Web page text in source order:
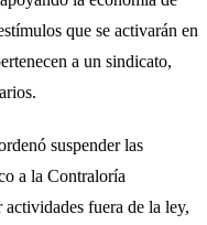
que se activarán en
a un sindicato,
suspender las
a la Contraloría
fuera de la ley,